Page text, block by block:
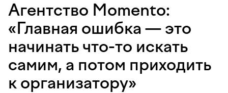
Агентство Momento:
«Главная ошибка — это
начинать что-то искать
самим, а потом приходить
к организатору»